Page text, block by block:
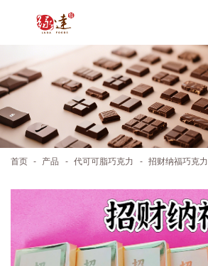
首页 - 产品 - 代可可脂巧克力 - 招财纳福巧克力